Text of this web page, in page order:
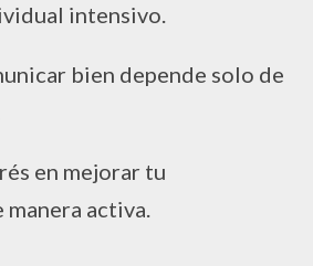
intensivo.
bien depende solo de
en mejorar tu
activa.